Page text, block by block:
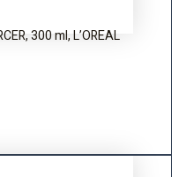
300 ml, L’OREAL